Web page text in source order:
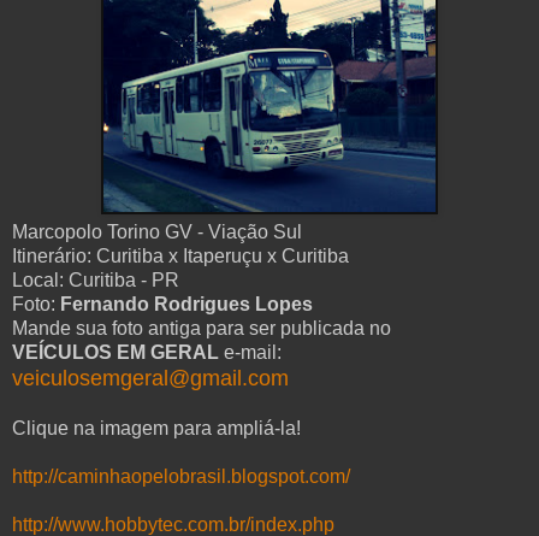
Marcopolo Torino GV - Viação Sul
Itinerário: Curitiba x Itaperuçu x Curitiba
Local: Curitiba - PR
Foto: Fernando Rodrigues Lopes
Mande sua foto antiga para ser publicada no
VEÍCULOS EM GERAL e-mail:
veiculosemgeral@gmail.com
Clique na imagem para ampliá-la!
http://caminhaopelobrasil.blogspot.com/
http://www.hobbytec.com.br/index.php